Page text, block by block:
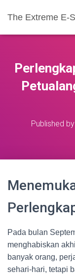
The Extreme E-
Published by
Pada bulan
menghabiskan
banyak orang,
sehari-hari, tetapi